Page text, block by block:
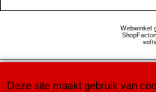
Webwinkel
Deze site maakt gebruik van